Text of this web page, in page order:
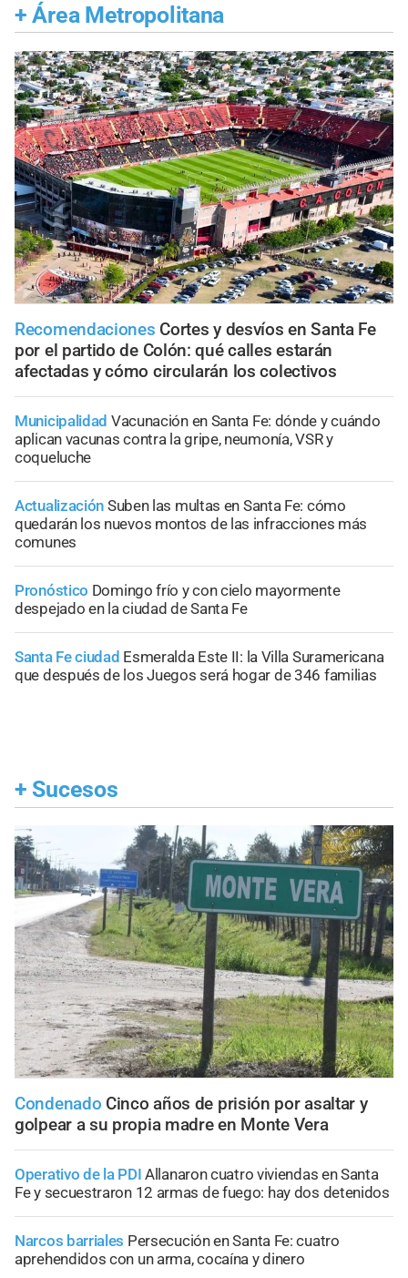
+ Área Metropolitana
Recomendaciones Cortes y desvíos en Santa Fe
por el partido de Colón: qué calles estarán
afectadas y cómo circularán los colectivos
Municipalidad Vacunación en Santa Fe: dónde y cuándo
aplican vacunas contra la gripe, neumonía, VSR y
coqueluche
Actualización Suben las multas en Santa Fe: cómo
quedarán los nuevos montos de las infracciones más
comunes
Pronóstico Domingo frío y con cielo mayormente
despejado en la ciudad de Santa Fe
Santa Fe ciudad Esmeralda Este II: la Villa Suramericana
que después de los Juegos será hogar de 346 familias
+ Sucesos
Condenado Cinco años de prisión por asaltar y
golpear a su propia madre en Monte Vera
Operativo de la PDI Allanaron cuatro viviendas en Santa
Fe y secuestraron 12 armas de fuego: hay dos detenidos
Narcos barriales Persecución en Santa Fe: cuatro
aprehendidos con un arma, cocaína y dinero